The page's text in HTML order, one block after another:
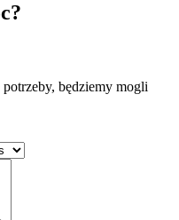
będziemy mogli